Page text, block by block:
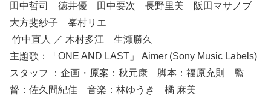
田中哲司 徳井優 田中要次 長野里美 阪田マサノブ
大方斐紗子 峯村リエ
竹中直人 ／ 木村多江 生瀬勝久
主題歌：「ONE AND LAST」 Aimer (Sony Music Labels)
スタッフ ：企画・原案：秋元康 脚本：福原充則 監
督：佐久間紀佳 音楽：林ゆうき 橘 麻美